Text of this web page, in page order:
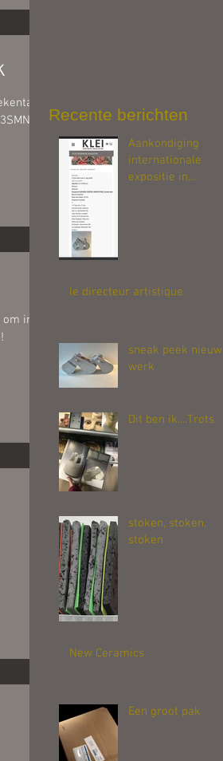
in
Recente berichten
Aankondiging
internationale
expositie in
le directeur artistique
sneak peek nieuw
werk
Dit ben ik....Trots
stoken, stoken,
stoken
New Ceramics
Een groot pak